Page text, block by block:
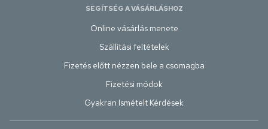
SEGÍTSÉG A VÁSÁRLÁSHOZ
Online vásárlás menete
Szállítási feltételek
Fizetés előtt nézzen bele a csomagba
Fizetési módok
Gyakran Ismételt Kérdések